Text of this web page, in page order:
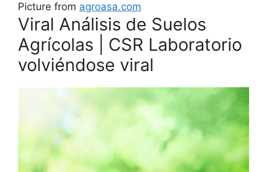
Picture from agroasa.com
Viral Análisis de Suelos
Agrícolas | CSR Laboratorio
volviéndose viral